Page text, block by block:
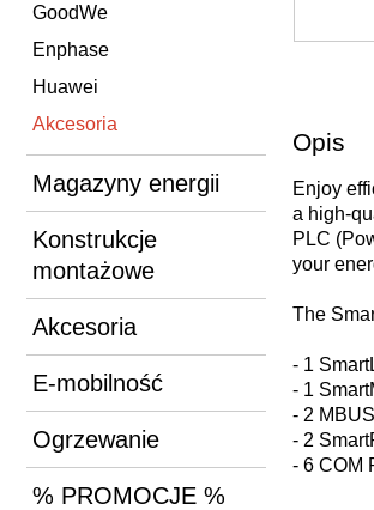
GoodWe
Enphase
Huawei
Akcesoria
Magazyny energii
Konstrukcje
montażowe
Akcesoria
E-mobilność
Ogrzewanie
% PROMOCJE %
Opis
Enjoy
a high-
PLC
your
The
- 1
- 1
- 2
- 2
- 6 COM